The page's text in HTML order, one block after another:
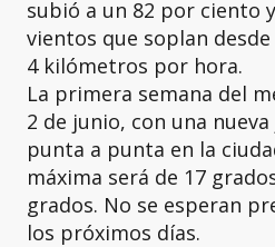
subió a un 82 por ciento
vientos que soplan
4 kilómetros por hora.
La primera semana del
2 de junio, con una
punta a punta en la
máxima será de 17
grados. No se esperan
los próximos días.